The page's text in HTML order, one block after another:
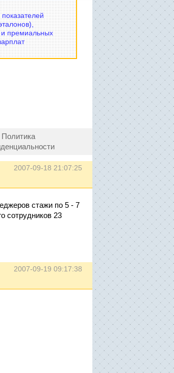
премиальных
Политика
2007-09-18 21:07:25
стажи по 5 - 7
сотрудников 23
2007-09-19 09:17:38